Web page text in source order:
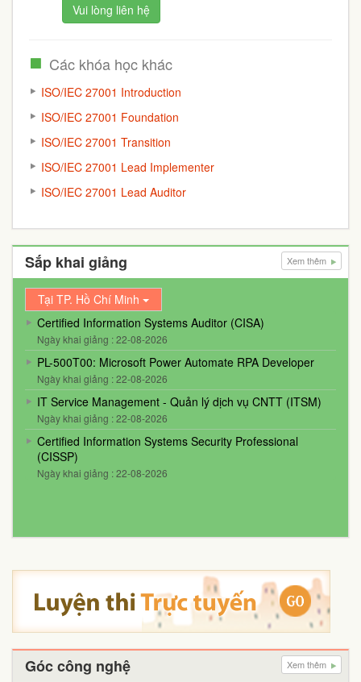
Vui lòng liên hệ
Các khóa học khác
ISO/IEC 27001 Introduction
ISO/IEC 27001 Foundation
ISO/IEC 27001 Transition
ISO/IEC 27001 Lead Implementer
ISO/IEC 27001 Lead Auditor
Sắp khai giảng Xem thêm
Tại TP. Hồ Chí Minh
Certified Information Systems Auditor (CISA)
Ngày khai giảng : 22-08-2026
PL-500T00: Microsoft Power Automate RPA Developer
Ngày khai giảng : 22-08-2026
IT Service Management - Quản lý dịch vụ CNTT (ITSM)
Ngày khai giảng : 22-08-2026
Certified Information Systems Security Professional
(CISSP)
Ngày khai giảng : 22-08-2026
Góc công nghệ Xem thêm